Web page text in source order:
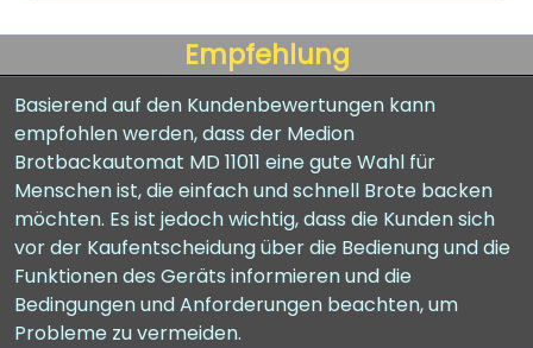
Empfehlung
Basierend auf den Kundenbewertungen kann
empfohlen werden, dass der Medion
Brotbackautomat MD 11011 eine gute Wahl für
Menschen ist, die einfach und schnell Brote backen
möchten. Es ist jedoch wichtig, dass die Kunden sich
vor der Kaufentscheidung über die Bedienung und die
Funktionen des Geräts informieren und die
Bedingungen und Anforderungen beachten, um
Probleme zu vermeiden.